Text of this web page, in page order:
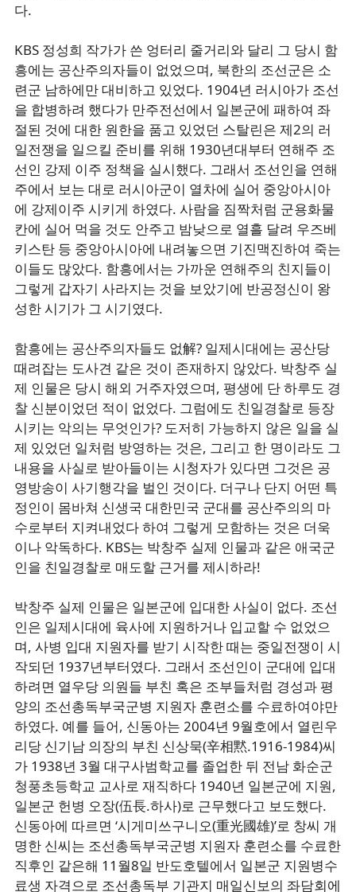
다.
KBS 정성희 작가가 쓴 엉터리 줄거리와 달리 그 당시 함
흥에는 공산주의자들이 없었으며, 북한의 조선군은 소
련군 남하에만 대비하고 있었다. 1904년 러시아가 조선
을 합병하려 했다가 만주전선에서 일본군에 패하여 좌
절된 것에 대한 원한을 품고 있었던 스탈린은 제2의 러
일전쟁을 일으킬 준비를 위해 1930년대부터 연해주 조
선인 강제 이주 정책을 실시했다. 그래서 조선인을 연해
주에서 보는 대로 러시아군이 열차에 실어 중앙아시아
에 강제이주 시키게 하였다. 사람을 짐짝처럼 군용화물
칸에 실어 먹을 것도 안주고 밤낮으로 열흘 달려 우즈베
키스탄 등 중앙아시아에 내려놓으면 기진맥진하여 죽는
이들도 많았다. 함흥에서는 가까운 연해주의 친지들이
그렇게 갑자기 사라지는 것을 보았기에 반공정신이 왕
성한 시기가 그 시기였다.
함흥에는 공산주의자들도 없解? 일제시대에는 공산당
때려잡는 도사견 같은 것이 존재하지 않았다. 박창주 실
제 인물은 당시 해외 거주자였으며, 평생에 단 하루도 경
찰 신분이었던 적이 없었다. 그럼에도 친일경찰로 등장
시키는 악의는 무엇인가? 도저히 가능하지 않은 일을 실
제 있었던 일처럼 방영하는 것은, 그리고 한 명이라도 그
내용을 사실로 받아들이는 시청자가 있다면 그것은 공
영방송이 사기행각을 벌인 것이다. 더구나 단지 어떤 특
정인이 몸바쳐 신생국 대한민국 군대를 공산주의의 마
수로부터 지켜내었다 하여 그렇게 모함하는 것은 더욱
이나 악독하다. KBS는 박창주 실제 인물과 같은 애국군
인을 친일경찰로 매도할 근거를 제시하라!
박창주 실제 인물은 일본군에 입대한 사실이 없다. 조선
인은 일제시대에 육사에 지원하거나 입교할 수 없었으
며, 사병 입대 지원자를 받기 시작한 때는 중일전쟁이 시
작되던 1937년부터였다. 그래서 조선인이 군대에 입대
하려면 열우당 의원들 부친 혹은 조부들처럼 경성과 평
양의 조선총독부국군병 지원자 훈련소를 수료하여야만
하였다. 예를 들어, 신동아는 2004년 9월호에서 열린우
리당 신기남 의장의 부친 신상묵(辛相黙.1916-1984)씨
가 1938년 3월 대구사범학교를 졸업한 뒤 전남 화순군
청풍초등학교 교사로 재직하다 1940년 일본군에 지원,
일본군 헌병 오장(伍長.하사)로 근무했다고 보도했다.
신동아에 따르면 ‘시게미쓰구니오(重光國雄)’로 창씨 개
명한 신씨는 조선총독부국군병 지원자 훈련소를 수료한
직후인 같은해 11월8일 반도호텔에서 일본군 지원병수
료생 자격으로 조선총독부 기관지 매일신보의 좌담회에